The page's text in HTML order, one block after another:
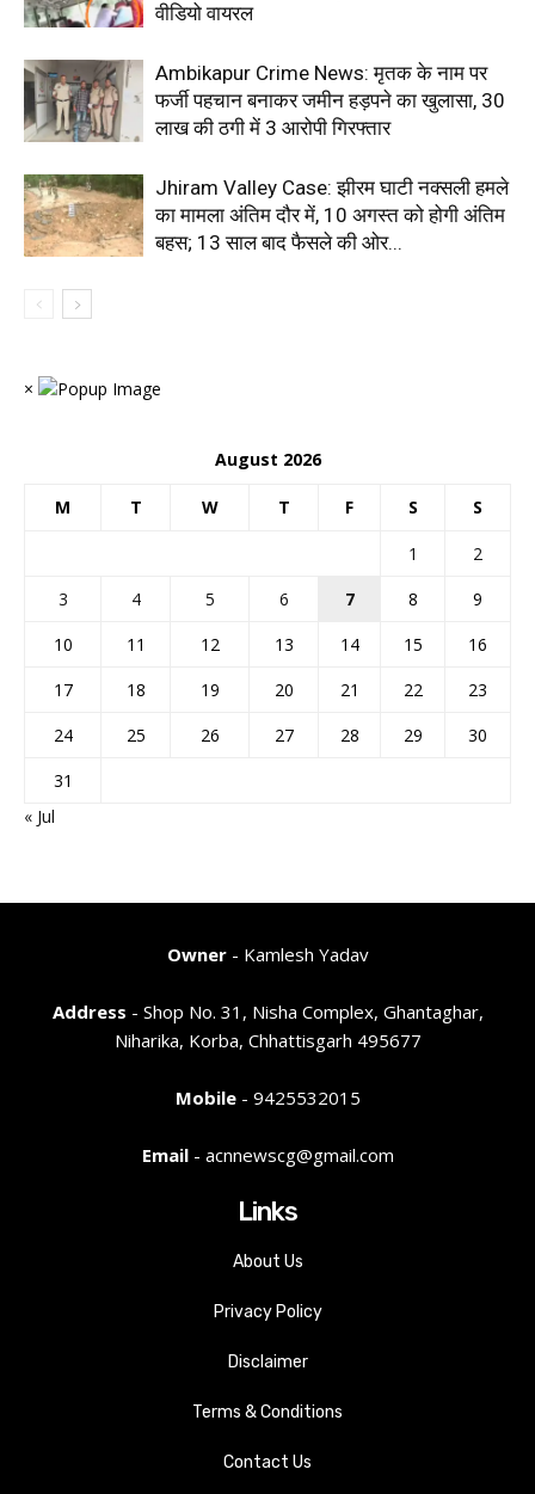
वीडियो वायरल
Ambikapur Crime News: मृतक के नाम पर
फर्जी पहचान बनाकर जमीन हड़पने का खुलासा, 30
लाख की ठगी में 3 आरोपी गिरफ्तार
Jhiram Valley Case: झीरम घाटी नक्सली हमले
का मामला अंतिम दौर में, 10 अगस्त को होगी अंतिम
बहस; 13 साल बाद फैसले की ओर...
×
August 2026
M T W T F S S
1
2
3
4 5 6 7 8
9
10
11 12 13 14 15
16
17
18 19 20 21 22
23
24
25 26 27 28 29
30
31
« Jul
Owner- Kamlesh Yadav
Address - Shop No. 31, Nisha Complex, Ghantaghar,
Niharika, Korba, Chhattisgarh 495677
Mobile- 9425532015
Email- acnnewscg@gmail.com
Links
About Us
Privacy Policy
Disclaimer
Terms & Conditions
Contact Us